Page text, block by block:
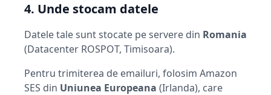
4. Unde stocam datele
Datele tale sunt stocate pe servere din Romania
(Datacenter ROSPOT, Timisoara).
Pentru trimiterea de emailuri, folosim Amazon
SES din Uniunea Europeana (Irlanda), care